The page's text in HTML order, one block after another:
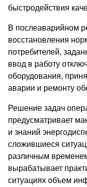
быстродействия
В послеаварийном
восстановления
потребителей,
ввод в работу
оборудования,
аварии и ремонту
Решение задач
предусматривает
и знаний
сложившиеся
различным
вырабатывает
ситуациях объем